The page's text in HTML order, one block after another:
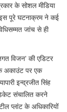
के सोशल मीडिया
पूरे घटनाक्रम ने कई
जांच से ही
विजन' की एडिटर
अकाउंट पर एक
इन्द्रजीत सिंह
संचालित करने
प्लांट के अधिकारियों